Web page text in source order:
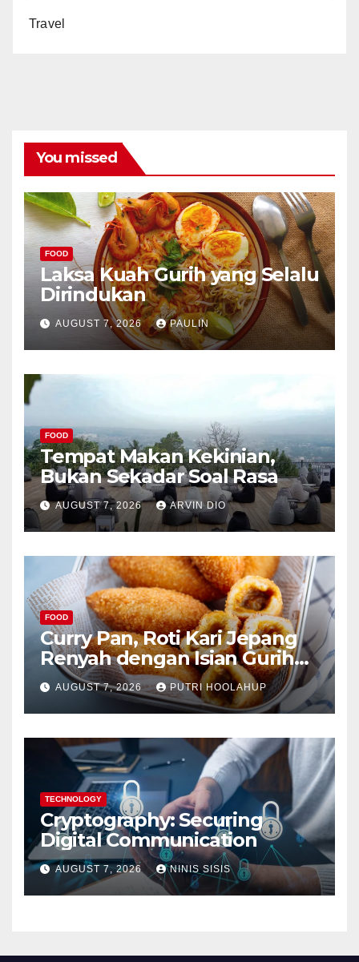
Travel
You missed
FOOD
Laksa Kuah Gurih yang Selalu
Dirindukan
AUGUST 7, 2026 PAULIN
FOOD
Tempat Makan Kekinian,
Bukan Sekadar Soal Rasa
AUGUST 7, 2026 ARVIN DIO
FOOD
Curry Pan, Roti Kari Jepang
Renyah dengan Isian Gurih
Menggoda
AUGUST 7, 2026 PUTRI HOOLAHUP
TECHNOLOGY
Cryptography: Securing
Digital Communication
AUGUST 7, 2026 NINIS SISIS